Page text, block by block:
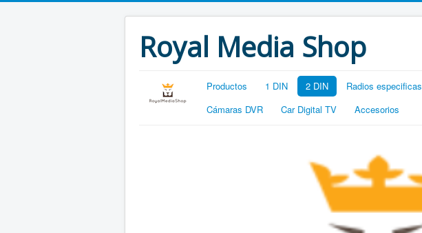
Royal Media Shop
Productos 1 DIN 2 DIN Radios especificas
Cámaras DVR
Car Digital TV Accesorios